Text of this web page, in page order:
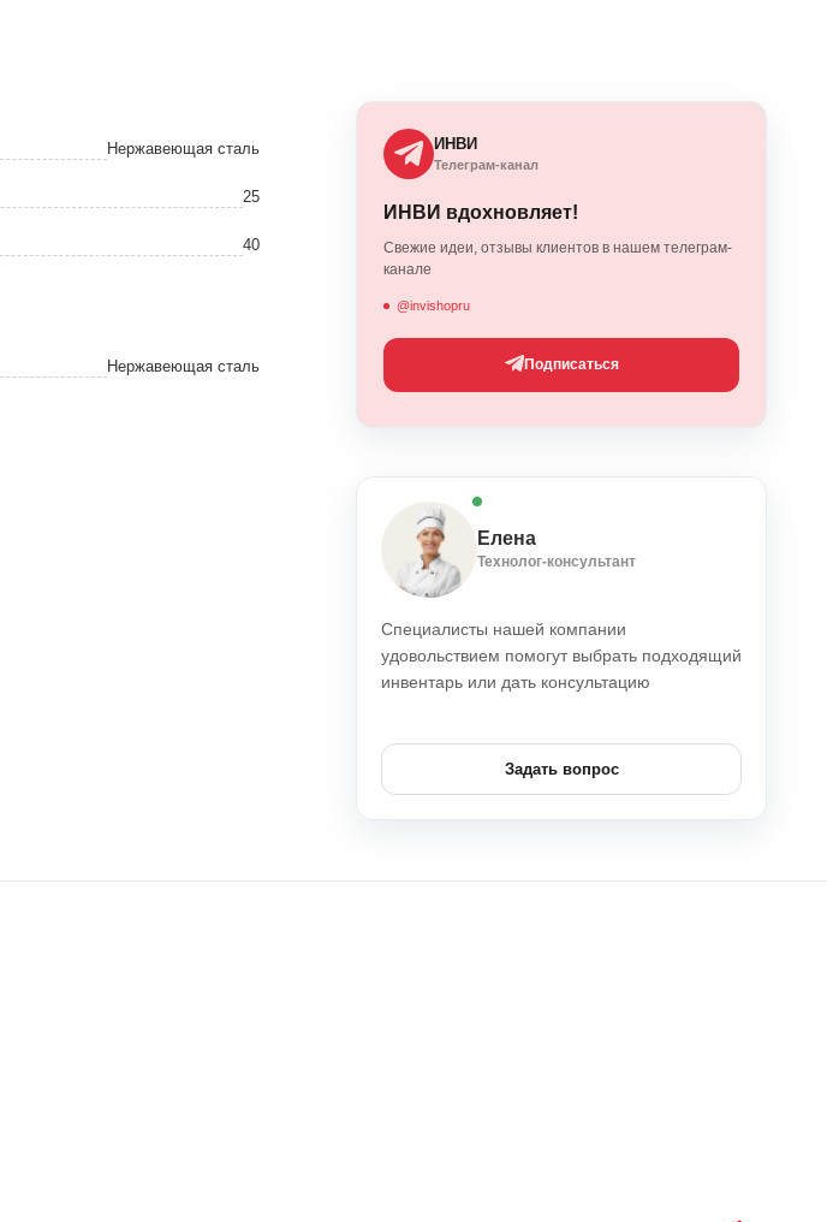
Нержавеющая сталь
25
40
Нержавеющая сталь
ИНВИ
Телеграм-канал
ИНВИ вдохновляет!
Свежие идеи, отзывы клиентов в нашем телеграм-
канале
@invishopru
Подписаться
Елена
Технолог-консультант
Специалисты нашей компании
удовольствием помогут выбрать подходящий
инвентарь или дать консультацию
Задать вопрос